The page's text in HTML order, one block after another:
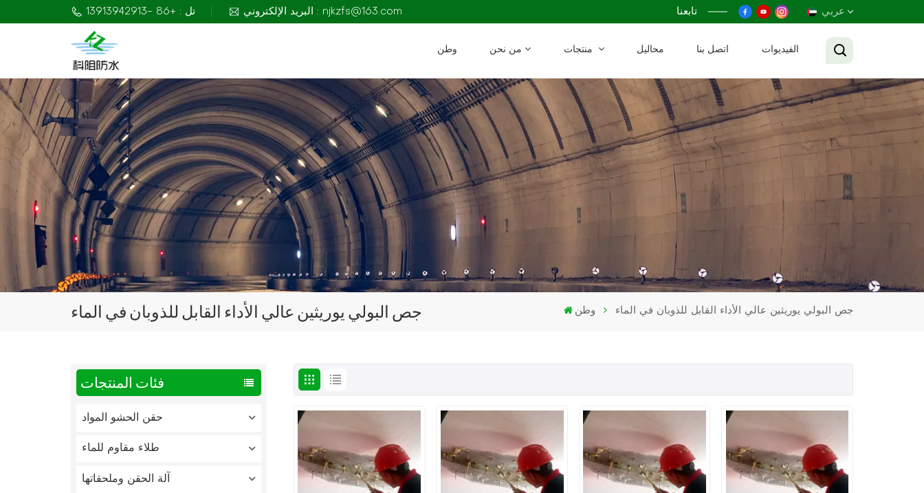
تل : +86 -13913942913 البريد الإلكتروني : njkzfs@163.com تابعنا عربي
Français
Русский
وطن من نحن محاليل اتصل بنا الفيديوات
جص البولي يوريثين عالي الأداء القابل للذوبان في الماء وطن جص البولي يوريثين عالي الأداء القابل للذوبان في الماء
فئات المنتجات
حقن الحشو المواد
طلاء مقاوم للماء
آلة الحقن وملحقاتها